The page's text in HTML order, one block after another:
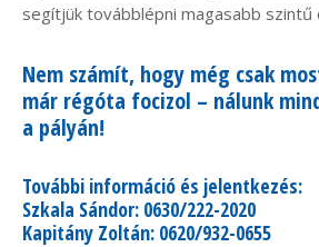
segítjük továbblépni magasabb szintű
Nem számít, hogy még csak
már régóta focizol – nálunk
a pályán!
További információ és jelentkezés:
Szkala Sándor: 0630/222-2020
Kapitány Zoltán: 0620/932-0655